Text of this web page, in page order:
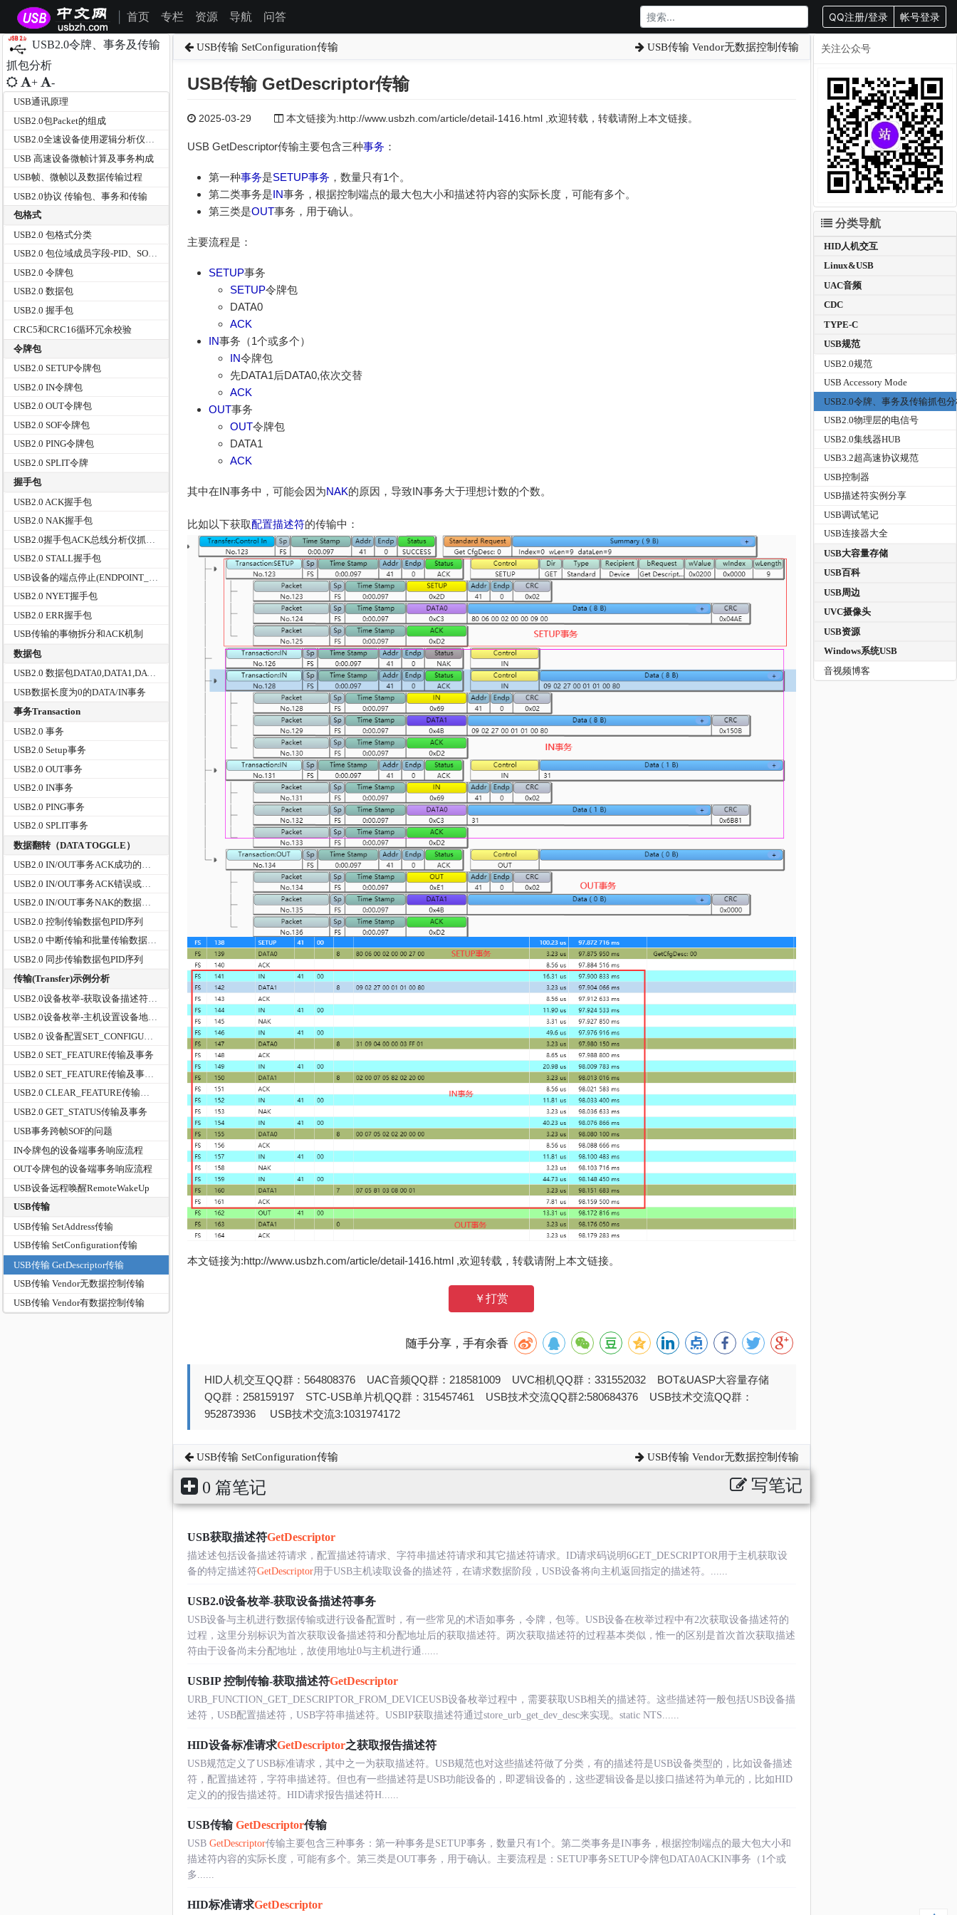
首页 专栏 资源 导航 问答 QQ注册/登录 帐号登录
USB2.0令牌、事务及传输
抓包分析
+ -
USB通讯原理
USB2.0包Packet的组成
USB2.0全速设备使用逻辑分析仪抓取IN令牌包分析SOP/SYNC/PID/EOP
USB 高速设备微帧计算及事务构成
USB帧、微帧以及数据传输过程
USB2.0协议 传输包、事务和传输
包格式
USB2.0 包格式分类
USB2.0 包位域成员字段-PID、SOP、包地址、包端点、帧号、CRC5、CRC16
USB2.0 令牌包
USB2.0 数据包
USB2.0 握手包
CRC5和CRC16循环冗余校验
令牌包
USB2.0 SETUP令牌包
USB2.0 IN令牌包
USB2.0 OUT令牌包
USB2.0 SOF令牌包
USB2.0 PING令牌包
USB2.0 SPLIT令牌
握手包
USB2.0 ACK握手包
USB2.0 NAK握手包
USB2.0 STALL握手包
USB2.0 NYET握手包
USB2.0 ERR握手包
USB传输的事物拆分和ACK机制
数据包
USB2.0 数据包DATA0,DATA1,DATA2
USB数据长度为0的DATA/IN事务
事务Transaction
USB2.0 事务
USB2.0 Setup事务
USB2.0 OUT事务
USB2.0 IN事务
USB2.0 PING事务
USB2.0 SPLIT事务
数据翻转（DATA TOGGLE）
USB2.0 IN/OUT事务ACK成功的数据翻转(DATA TOGGLE)
USB2.0 IN/OUT事务NAK的数据翻转(DATA TOGGLE)
USB2.0 控制传输数据包PID序列
USB2.0 中断传输和批量传输数据包的PID序列
USB2.0 同步传输数据包PID序列
传输(Transfer)示例分析
USB2.0设备枚举-主机设置设备地址事务
USB2.0 SET_FEATURE传输及事务
USB2.0 CLEAR_FEATURE传输及事务
USB2.0 GET_STATUS传输及事务
USB事务跨帧SOF的问题
IN令牌包的设备端事务响应流程
OUT令牌包的设备端事务响应流程
USB设备远程唤醒RemoteWakeUp
USB传输
USB传输 SetAddress传输
USB传输 SetConfiguration传输
USB传输 GetDescriptor传输
USB传输 Vendor无数据控制传输
USB传输 Vendor有数据控制传输
USB传输 SetConfiguration传输 USB传输 Vendor无数据控制传输
USB传输 GetDescriptor传输
2025-03-29 本文链接为:http://www.usbzh.com/article/detail-1416.html ,欢迎转载，转载请附上本文链接。
USB GetDescriptor传输主要包含三种事务 ：
第一种事务是SETUP事务 ，数量只有1个。
第二类事务是IN事务，根据控制端点的最大包大小和描述符内容的实际长度，可能有多个。
第三类是OUT事务，用于确认。
主要流程是：
SETUP事务
SETUP令牌包
DATA0
ACK
IN事务（1个或多个）
IN令牌包
先DATA1后DATA0,依次交替
ACK
OUT事务
OUT令牌包
DATA1
ACK
其中在IN事务中，可能会因为NAK的原因，导致IN事务大于理想计数的个数。
比如以下获取配置描述符的传输中：
本文链接为:http://www.usbzh.com/article/detail-1416.html ,欢迎转载，转载请附上本文链接。
￥打赏
随手分享，手有余香
HID人机交互QQ群：564808376 UAC音频QQ群：218581009 UVC相机QQ群：331552032 BOT&UASP大容量存储
QQ群：258159197 STC-USB单片机QQ群：315457461 USB技术交流QQ群2:580684376 USB技术交流QQ群：
952873936 USB技术交流3:1031974172
USB传输 SetConfiguration传输 USB传输 Vendor无数据控制传输
0 篇笔记 写笔记
USB获取描述符GetDescriptor
描述述包括设备描述符请求，配置描述符请求、字符串描述符请求和其它描述符请求。ID请求码说明6GET_DESCRIPTOR用于主机获取设
备的特定描述符GetDescriptor用于USB主机读取设备的描述符，在请求数据阶段，USB设备将向主机返回指定的描述符。......
USB2.0设备枚举-获取设备描述符事务
USB设备与主机进行数据传输或进行设备配置时，有一些常见的术语如事务，令牌，包等。USB设备在枚举过程中有2次获取设备描述符的
过程，这里分别标识为首次获取设备描述符和分配地址后的获取描述符。两次获取描述符的过程基本类似，惟一的区别是首次首次获取描述
符由于设备尚未分配地址，故使用地址0与主机进行通......
USBIP 控制传输-获取描述符GetDescriptor
URB_FUNCTION_GET_DESCRIPTOR_FROM_DEVICEUSB设备枚举过程中，需要获取USB相关的描述符。这些描述符一般包括USB设备描
述符，USB配置描述符，USB字符串描述符。USBIP获取描述符通过store_urb_get_dev_desc来实现。static NTS......
HID设备标准请求GetDescriptor之获取报告描述符
USB规范定义了USB标准请求，其中之一为获取描述符。USB规范也对这些描述符做了分类，有的描述符是USB设备类型的，比如设备描述
符，配置描述符，字符串描述符。但也有一些描述符是USB功能设备的，即逻辑设备的，这些逻辑设备是以接口描述符为单元的，比如HID
定义的的报告描述符。HID请求报告描述符H......
USB传输GetDescriptor传输
USB GetDescriptor传输主要包含三种事务：第一种事务是SETUP事务，数量只有1个。第二类事务是IN事务，根据控制端点的最大包大小和
描述符内容的实际长度，可能有多个。第三类是OUT事务，用于确认。主要流程是：SETUP事务SETUP令牌包DATA0ACKIN事务（1个或
多......
HID标准请求GetDescriptor
关注公众号
分类导航
HID人机交互
Linux&USB
UAC音频
CDC
TYPE-C
USB规范
USB2.0规范
USB Accessory Mode
USB2.0令牌、事务及传输抓包
USB2.0物理层的电信号
USB2.0集线器HUB
USB3.2超高速协议规范
USB控制器
USB描述符实例分享
USB调试笔记
USB连接器大全
USB大容量存储
USB百科
USB周边
UVC摄像头
USB资源
Windows系统USB
音视频博客